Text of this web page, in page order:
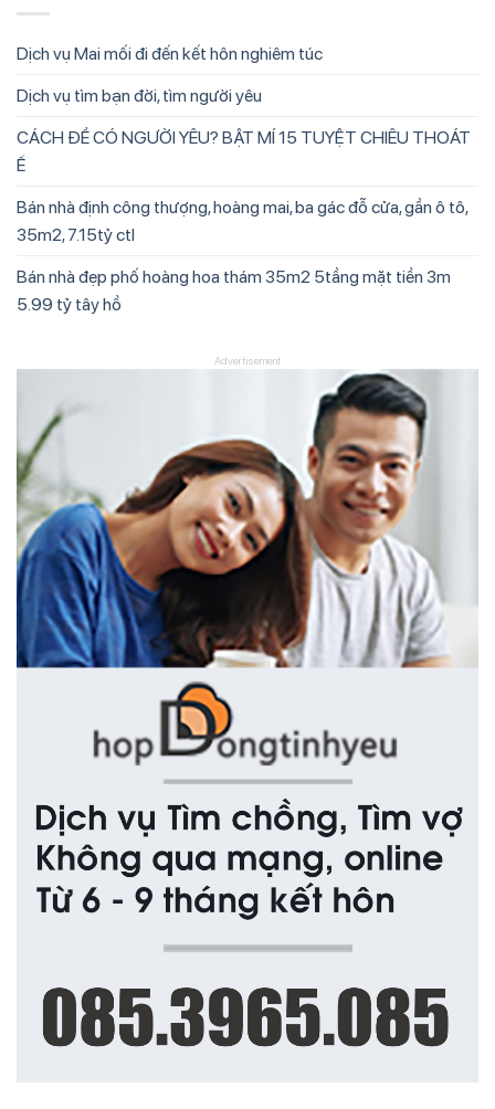
Dịch vụ Mai mối đi đến kết hôn nghiêm túc
Dịch vụ tìm bạn đời, tìm người yêu
CÁCH ĐỂ CÓ NGƯỜI YÊU? BẬT MÍ 15 TUYỆT CHIÊU THOÁT
Ế
Bán nhà định công thượng, hoàng mai, ba gác đỗ cửa, gần ô tô,
35m2, 7.15tỷ ctl
Bán nhà đẹp phố hoàng hoa thám 35m2 5tầng mặt tiền 3m
5.99 tỷ tây hồ
Advertisement